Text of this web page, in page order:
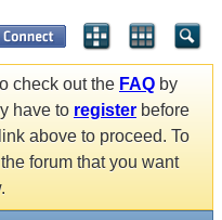
check out the FAQ by
have to register before
above to proceed. To
forum that you want